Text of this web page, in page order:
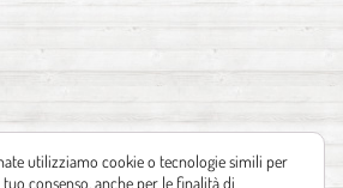
utilizziamo cookie o tecnologie simili per
consenso, anche per le finalità di